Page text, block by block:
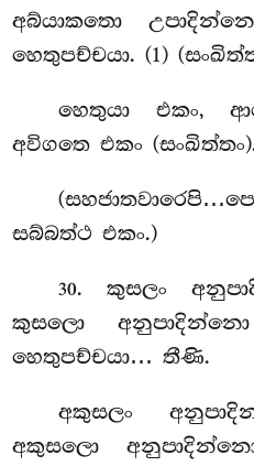
අබ්යාකතො
හෙතුපච්චයා. (1)
හෙතුයා එකං,
අවිගතෙ එකං
සබ්බත්ථ එකං.)
30. කුසලං
කුසලො
හෙතුපච්චයා… තීණි.
අකුසලං
අකුසලො